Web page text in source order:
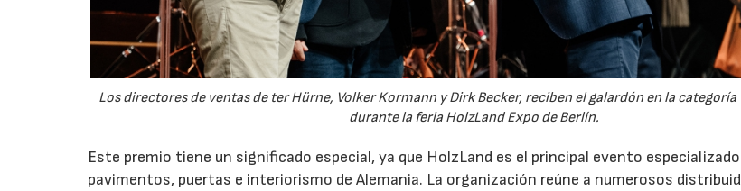
Los directores de ventas de ter Hürne, Volker Kormann y Dirk Becker, reciben el galardón en la categoría
durante la feria HolzLand Expo de Berlín.
Este premio tiene un significado especial, ya que HolzLand es el principal evento
pavimentos, puertas e interiorismo de Alemania. La organización reúne a numerosos